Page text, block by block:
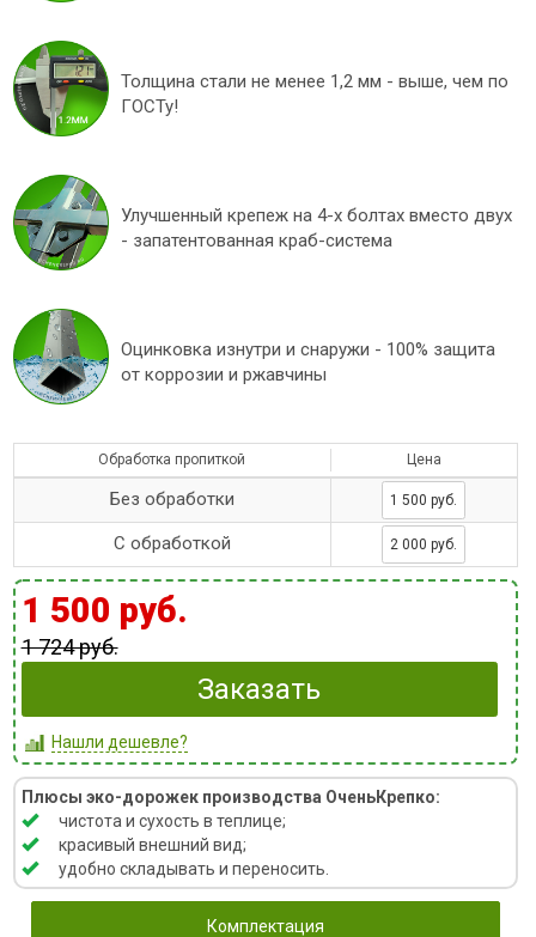
Толщина стали не менее 1,2 мм - выше, чем по
ГОСТу!
Улучшенный крепеж на 4-х болтах вместо двух
- запатентованная краб-система
Оцинковка изнутри и снаружи - 100% защита
от коррозии и ржавчины
Обработка пропиткой Цена
Без обработки 1 500 руб.
С обработкой 2 000 руб.
1 500 руб.
1 724 руб.
Заказать
Нашли дешевле?
Плюсы эко-дорожек производства ОченьКрепко:
чистота и сухость в теплице;
красивый внешний вид;
удобно складывать и переносить.
Комплектация